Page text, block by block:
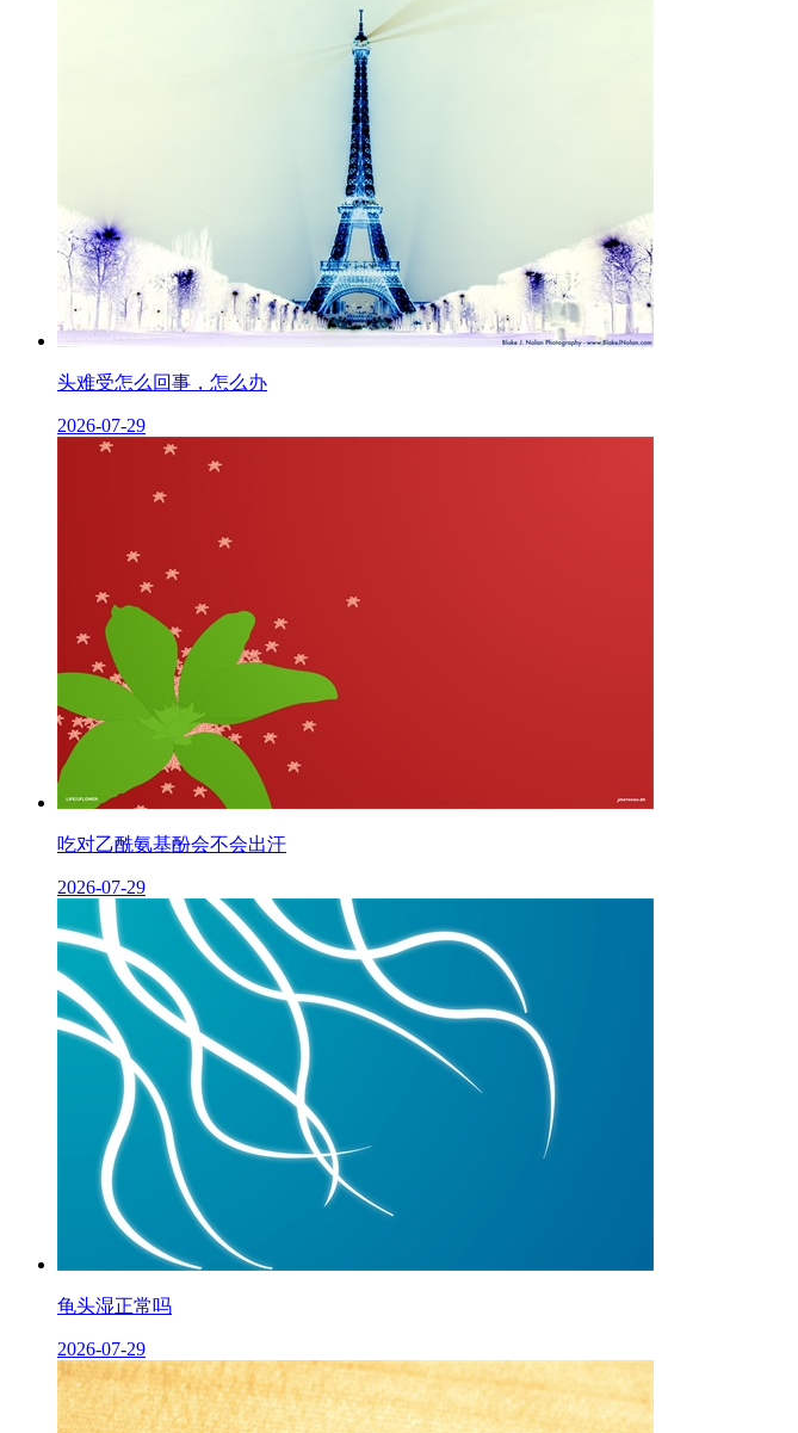
头难受怎么回事，怎么办
2026-07-29
吃对乙酰氨基酚会不会出汗
2026-07-29
龟头湿正常吗
2026-07-29